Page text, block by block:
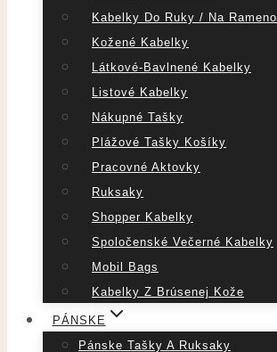
Kabelky Do Ruky / Na Rameno
Kožené Kabelky
Látkové-Bavlnené Kabelky
Listové Kabelky
Nákupné Tašky
Plážové Tašky Košíky
Pracovné Aktovky
Ruksaky
Shopper Kabelky
Spoločenské Večerné Kabelky
Mobil Bags
Kabelky Z Brúsenej Kože
PÁNSKE
Pánske Tašky A Ruksaky